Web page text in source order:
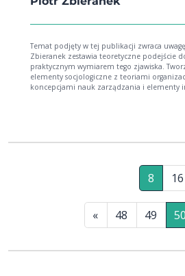
Temat podjęty w tej publikacji zwraca
Zbieranek zestawia teoretyczne podejście
praktycznym wymiarem tego zjawiska.
elementy socjologiczne z teoriami
koncepcjami nauk zarządzania i elementy
8 16
« 48 49 50